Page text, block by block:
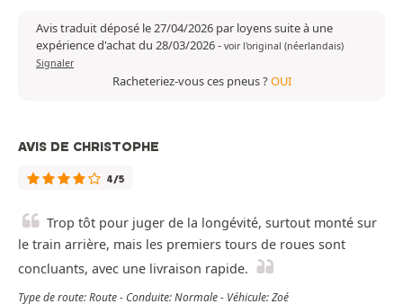
Avis traduit déposé le 27/04/2026 par loyens suite à une
expérience d'achat du 28/03/2026- voir l'original (néerlandais)
Signaler
Racheteriez-vous ces pneus ?OUI
AVIS DE CHRISTOPHE
4/5
Trop tôt pour juger de la longévité, surtout monté sur
le train arrière, mais les premiers tours de roues sont
concluants, avec une livraison rapide.
Type de route: Route - Conduite: Normale - Véhicule: Zoé